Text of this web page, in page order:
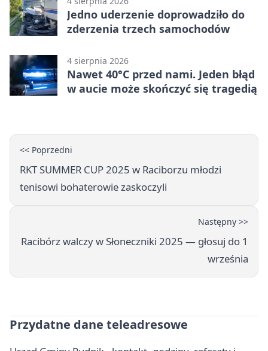
Jedno uderzenie doprowadziło do
zderzenia trzech samochodów
4 sierpnia 2026
Nawet 40°C przed nami. Jeden błąd
w aucie może skończyć się tragedią
<< Poprzedni
RKT SUMMER CUP 2025 w Raciborzu młodzi
tenisowi bohaterowie zaskoczyli
Następny >>
Racibórz walczy w Słoneczniki 2025 — głosuj do 1
września
Przydatne dane teleadresowe